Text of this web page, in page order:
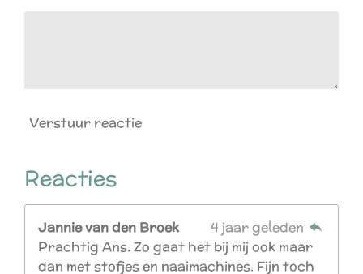
Verstuur reactie
Reacties
Jannie van den Broek
4 jaar geleden
Prachtig Ans. Zo gaat het bij mij ook maar
dan met stofjes en naaimachines. Fijn toch